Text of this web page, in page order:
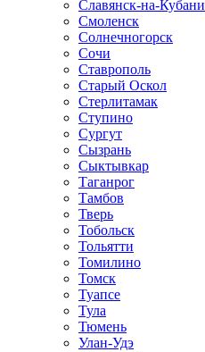
Славянск-на-Кубани
Смоленск
Солнечногорск
Сочи
Ставрополь
Старый Оскол
Стерлитамак
Ступино
Сургут
Сызрань
Сыктывкар
Таганрог
Тамбов
Тверь
Тобольск
Тольятти
Томилино
Томск
Туапсе
Тула
Тюмень
Улан-Удэ